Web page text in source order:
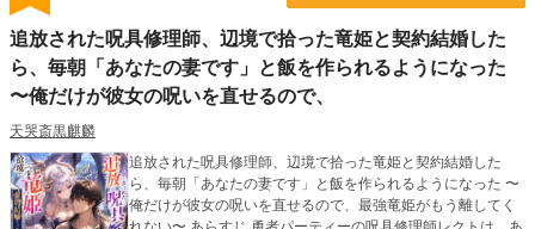
追放された呪具修理師、辺境で拾った竜姫と契約結婚した
ら、毎朝「あなたの妻です」と飯を作られるようになった
〜俺だけが彼女の呪いを直せるので、
天哭斎黒麒麟
追放された呪具修理師、辺境で拾った竜姫と契約結婚した
ら、毎朝「あなたの妻です」と飯を作られるようになった 〜
俺だけが彼女の呪いを直せるので、最強竜姫がもう離してく